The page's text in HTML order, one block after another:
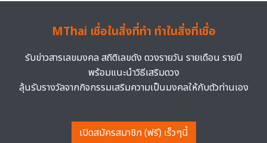
MThai เชื่อในสิ่งที่ทำ ทำในสิ่งที่เชื่อ
รับข่าวสารเลขมงคล สถิติเลขดัง ดวงรายวัน รายเดือน รายปี
พร้อมแนะนำวิธีเสริมดวง
ลุ้นรับรางวัลจากกิจกรรมเสริมความเป็นมงคลให้กับตัวท่านเอง
เปิดสมัครสมาชิก (ฟรี) เร็วๆนี้